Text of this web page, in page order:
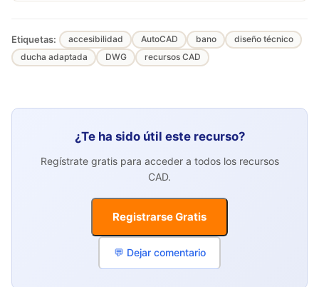
Etiquetas: accesibilidad AutoCAD bano
diseño técnico
ducha adaptada
DWG recursos CAD
¿Te ha sido útil este recurso?
Regístrate gratis para acceder a todos los recursos
CAD.
Registrarse Gratis
💬 Dejar comentario